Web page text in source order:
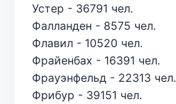
Устер - 36791 чел.
Фалланден - 8575 чел.
Флавил - 10520 чел.
Фрайенбах - 16391 чел.
Фрауэнфельд - 22313 чел.
Фрибур - 39151 чел.